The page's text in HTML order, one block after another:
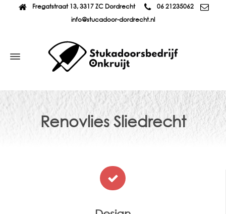
Fregatstraat 13, 3317 ZC Dordrecht
06 21235062
info@stucadoor-dordrecht.nl
Renovlies Sliedrecht